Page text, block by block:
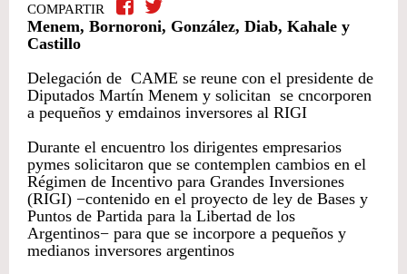
COMPARTIR
Menem, Bornoroni, González, Diab, Kahale y
Castillo
Delegación de CAME se reune con el presidente de
Diputados Martín Menem y solicitan se cncorporen
a pequeños y emdainos inversores al RIGI
Durante el encuentro los dirigentes empresarios
pymes solicitaron que se contemplen cambios en el
Régimen de Incentivo para Grandes Inversiones
(RIGI) −contenido en el proyecto de ley de Bases y
Puntos de Partida para la Libertad de los
Argentinos− para que se incorpore a pequeños y
medianos inversores argentinos